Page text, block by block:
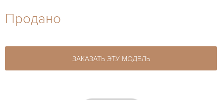
27-44
Продано
ЗАКАЗАТЬ ЭТУ МОДЕЛЬ